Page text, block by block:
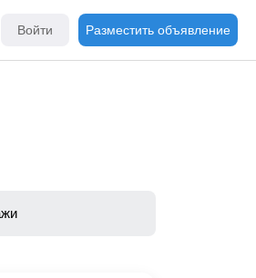
Войти Разместить объявление